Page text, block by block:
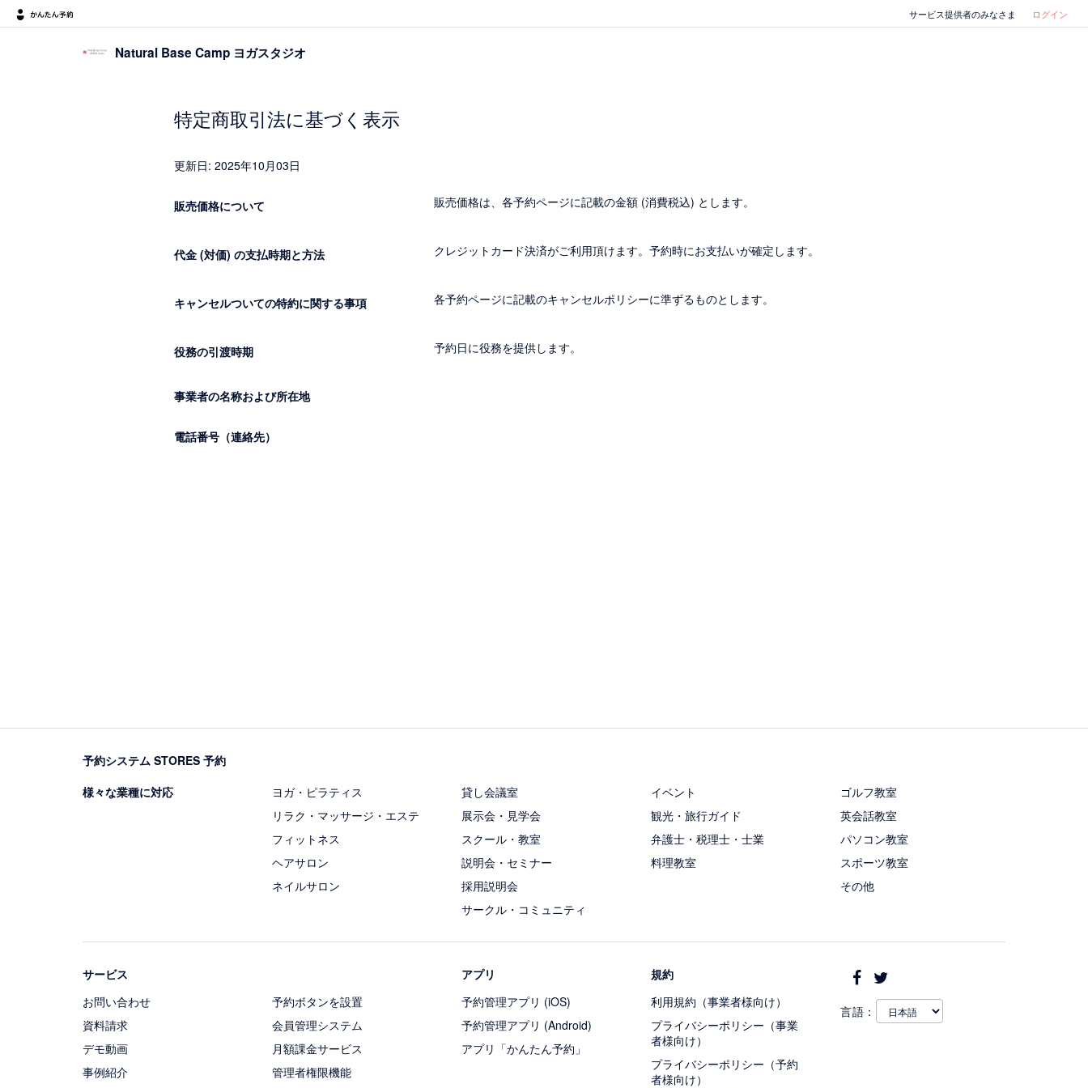
サービス提供者のみなさま ログイン
Natural Base Camp ヨガスタジオ
特定商取引法に基づく表示
更新日: 2025年10月03日
販売価格について 販売価格は、各予約ページに記載の金額 (消費税込) とします。
代金 (対価) の支払時期と方法 クレジットカード決済がご利用頂けます。予約時にお支払いが確定します。
キャンセルついての特約に関する事項 各予約ページに記載のキャンセルポリシーに準ずるものとします。
役務の引渡時期 予約日に役務を提供します。
事業者の名称および所在地
電話番号（連絡先）
予約システム STORES 予約
様々な業種に対応
ヨガ・ピラティス
リラク・マッサージ・エステ
フィットネス
ヘアサロン
ネイルサロン
貸し会議室
展示会・見学会
スクール・教室
説明会・セミナー
採用説明会
サークル・コミュニティ
イベント
観光・旅行ガイド
弁護士・税理士・士業
料理教室
ゴルフ教室
英会話教室
パソコン教室
スポーツ教室
その他
サービス
お問い合わせ
資料請求
デモ動画
事例紹介
予約ボタンを設置
会員管理システム
月額課金サービス
管理者権限機能
アプリ
予約管理アプリ (iOS)
予約管理アプリ (Android)
アプリ「かんたん予約」
規約
利用規約（事業者様向け）
プライバシーポリシー（事業
者様向け）
プライバシーポリシー（予約
者様向け）
言語：